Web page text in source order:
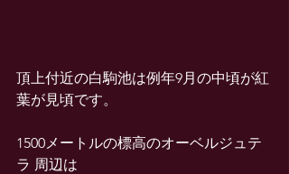
頂上付近の白駒池は例年9月の中頃が紅
葉が見頃です。
1500メートルの標高のオーベルジュテ
ラ 周辺は